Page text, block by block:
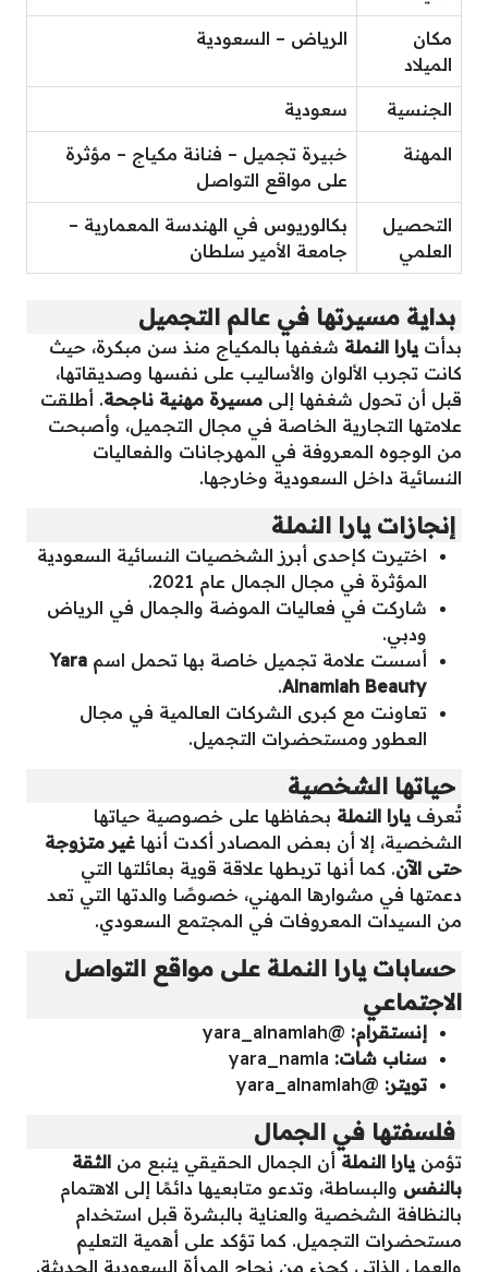
مكان
الميلاد
الرياض – السعودية
الجنسية سعودية
المهنة
خبيرة تجميل – فنانة مكياج – مؤثرة
على مواقع التواصل
التحصيل
العلمي
بكالوريوس في الهندسة المعمارية –
جامعة الأمير سلطان
بداية مسيرتها في عالم التجميل
بدأت يارا النملة شغفها بالمكياج منذ سن مبكرة، حيث
كانت تجرب الألوان والأساليب على نفسها وصديقاتها،
قبل أن تحول شغفها إلى مسيرة مهنية ناجحة. أطلقت
علامتها التجارية الخاصة في مجال التجميل، وأصبحت
من الوجوه المعروفة في المهرجانات والفعاليات
النسائية داخل السعودية وخارجها.
إنجازات يارا النملة
اختيرت كإحدى أبرز الشخصيات النسائية السعودية
المؤثرة في مجال الجمال عام 2021.
شاركت في فعاليات الموضة والجمال في الرياض
ودبي.
أسست علامة تجميل خاصة بها تحمل اسم Yara
Alnamlah Beauty
.
تعاونت مع كبرى الشركات العالمية في مجال
العطور ومستحضرات التجميل.
حياتها الشخصية
تُعرف يارا النملة بحفاظها على خصوصية حياتها
الشخصية، إلا أن بعض المصادر أكدت أنها غير متزوجة
حتى الآن. كما أنها تربطها علاقة قوية بعائلتها التي
دعمتها في مشوارها المهني، خصوصًا والدتها التي تعد
من السيدات المعروفات في المجتمع السعودي.
حسابات يارا النملة على مواقع التواصل
الاجتماعي
إنستقرام: @yara_alnamlah
سناب شات:
تويتر: @yara_alnamlah
فلسفتها في الجمال
تؤمن يارا النملة أن الجمال الحقيقي ينبع من الثقة
بالنفس والبساطة، وتدعو متابعيها دائمًا إلى الاهتمام
بالنظافة الشخصية والعناية بالبشرة قبل استخدام
مستحضرات التجميل. كما تؤكد على أهمية التعليم
والعمل الذاتي كجزء من نجاح المرأة السعودية الحديثة.